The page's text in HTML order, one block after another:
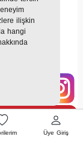
Üye Giriş
Blender
TL
%12 = 6.349
ilişkin
hangi